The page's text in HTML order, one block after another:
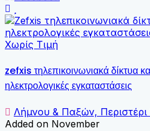
Χωρίς Τιμή
zefxis τηλεπικοινωνιακά δίκτυα
ηλεκτρολογικές εγκαταστάσεις
Λήμνου & Παξών, Περιστέρι
Added on November